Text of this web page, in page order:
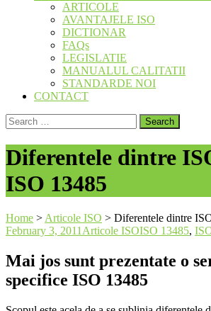
ARTICOLE
AVANTAJELE ISO
DICTIONAR
FAQs
LEGISLATIE
MANUALUL CALITATII
STANDARDE NOI
CONTACT
Search
for:
Diferentele dintre
ISO 13485
Home > Articole ISO > Diferentele dintre
February 3, 2011 Articole ISOISO 13485,
Mai jos sunt prezentate o
specifice ISO 13485